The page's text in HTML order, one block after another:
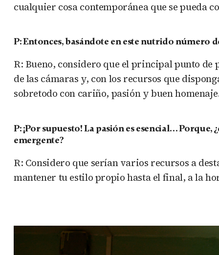
cualquier cosa contemporánea que se pueda
P: Entonces, basándote en este nutrido número
R: Bueno, considero que el principal punto
de las cámaras y, con los recursos que
sobretodo con cariño, pasión y buen
P: ¡Por supuesto! La pasión es esencial…
emergente?
R: Considero que serían varios recursos a
mantener tu estilo propio hasta el final, a la